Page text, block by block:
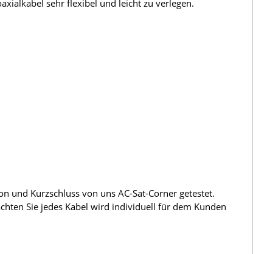
sehr flexibel und leicht zu verlegen.
und Kurzschluss von uns AC-Sat-Corner getestet.
Sie jedes Kabel wird individuell für dem Kunden